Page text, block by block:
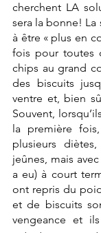
cherchent LA
sera la bonne!
à être « plus en
fois pour toutes
chips au grand
des biscuits
ventre et, bien
Souvent,
la première
plusieurs
jeûnes, mais
a eu) à court
ont repris du
et de biscuits
vengeance et